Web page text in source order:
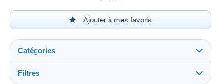
Ajouter à mes favoris
Catégories
Filtres